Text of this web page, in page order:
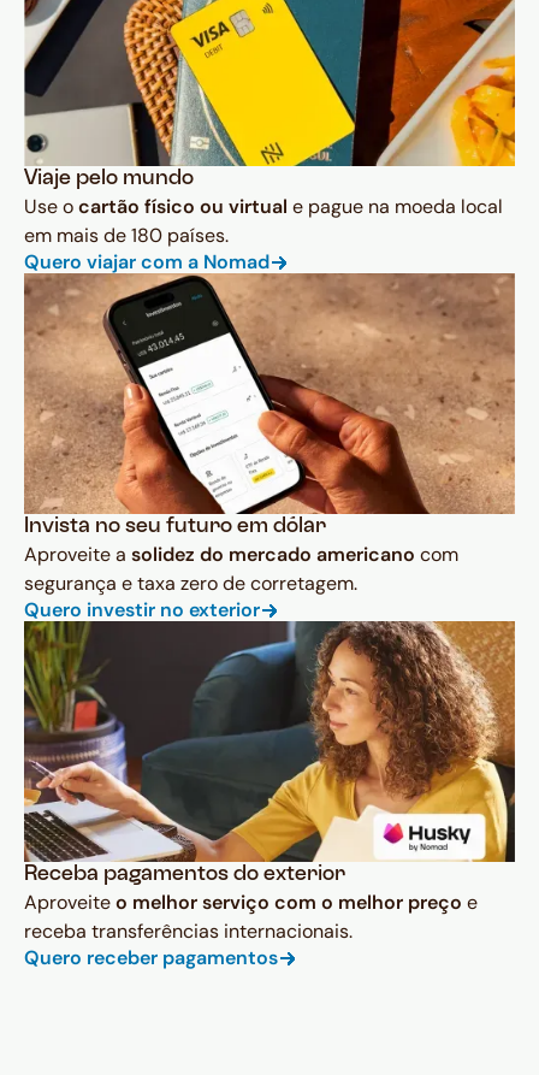
Viaje pelo mundo
Use ocartão físico ou virtual e pague na moeda local
em mais de 180 países.
Quero viajar com a Nomad
Invista no seu futuro em dólar
Aproveite a solidez do mercado americano com
segurança e taxa zero de corretagem.
Quero investir no exterior
Receba pagamentos do exterior
Aproveiteo melhor serviço com o melhor preço e
receba transferências internacionais.
Quero receber pagamentos